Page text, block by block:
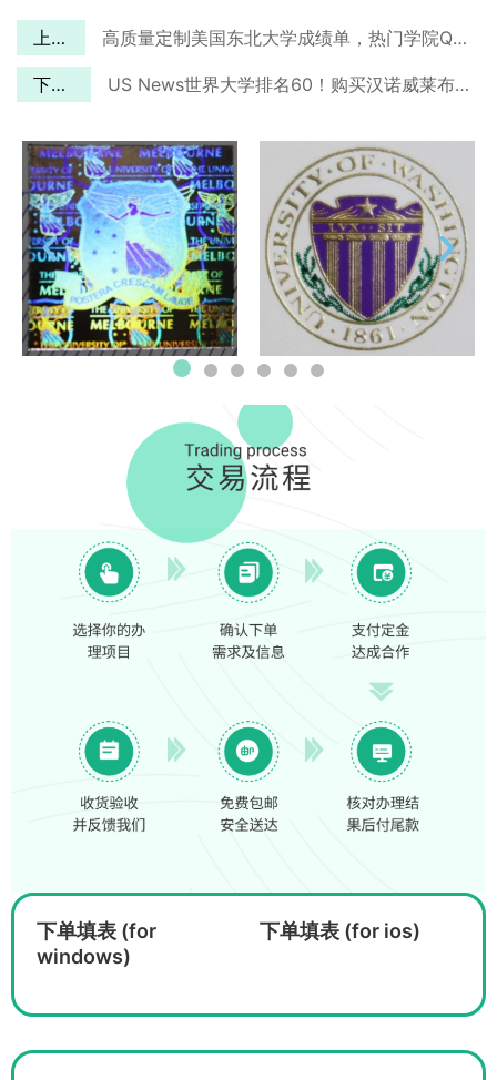
上一篇 高质量定制美国东北大学成绩单，热门学院QS排名：全美13，世界16！
下一篇 US News世界大学排名60！购买汉诺威莱布尼茨大学文凭！
下单填表 (for
windows)
下单填表 (for ios)